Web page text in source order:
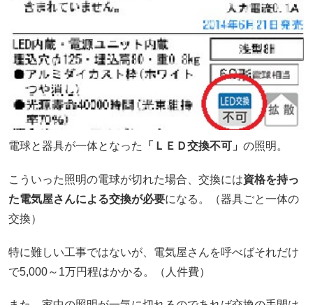
電球と器具が一体となった 「ＬＥＤ交換不可」 の照明。
こういった照明の電球が切れた場合、交換には資格を持っ
た電気屋さんによる交換が必要になる。（器具ごと一体の
交換）
特に難しい工事ではないが、電気屋さんを呼べばそれだけ
で5,000～1万円程はかかる。（人件費）